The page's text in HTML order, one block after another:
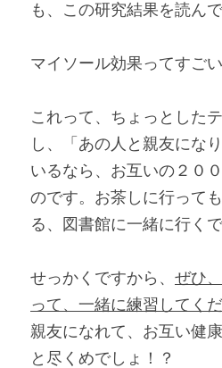
も、この研究結果を読ん
マイソール効果ってすご
これって、ちょっとした
し、「あの人と親友にな
いるなら、お互いの２０
のです。お茶しに行って
る、図書館に一緒に行くで
せっかくですから、 ぜひ
って、一緒に練習してく
親友になれて、お互い健
と尽くめでしょ！？